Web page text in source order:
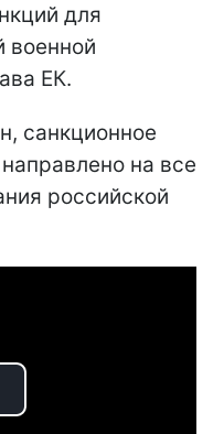
для
военной
ЕК.
санкционное
на все
российской